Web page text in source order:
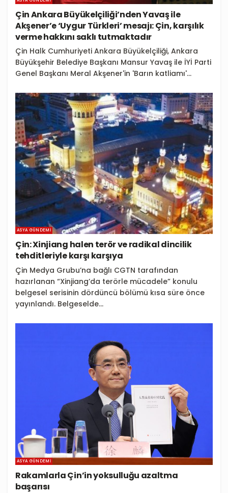
Çin Ankara Büyükelçiliği’nden Yavaş ile
Akşener’e ‘Uygur Türkleri’ mesajı: Çin, karşılık
verme hakkını saklı tutmaktadır
Çin Halk Cumhuriyeti Ankara Büyükelçiliği, Ankara
Büyükşehir Belediye Başkanı Mansur Yavaş ile İYİ Parti
Genel Başkanı Meral Akşener'in 'Barın katliamı'...
ASYA GÜNDEMI
Çin: Xinjiang halen terör ve radikal dincilik
tehditleriyle karşı karşıya
Çin Medya Grubu’na bağlı CGTN tarafından
hazırlanan “Xinjiang’da terörle mücadele” konulu
belgesel serisinin dördüncü bölümü kısa süre önce
yayınlandı. Belgeselde...
ASYA GÜNDEMI
Rakamlarla Çin’in yoksulluğu azaltma
başarısı